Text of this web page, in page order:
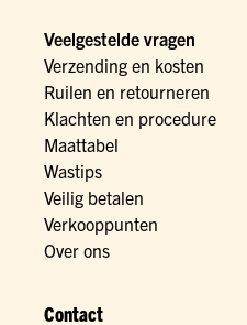
Veelgestelde vragen
Verzending en kosten
Ruilen en retourneren
Klachten en procedure
Maattabel
Wastips
Veilig betalen
Verkooppunten
Over ons
Contact